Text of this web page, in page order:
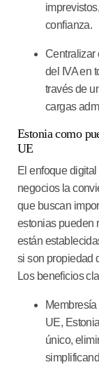
confianza.
Centralizar
del IVA en
través de
cargas
Estonia como
UE
El enfoque
negocios la
que buscan
estonias pueden
están
si son propiedad
Los beneficios
UE,
único,